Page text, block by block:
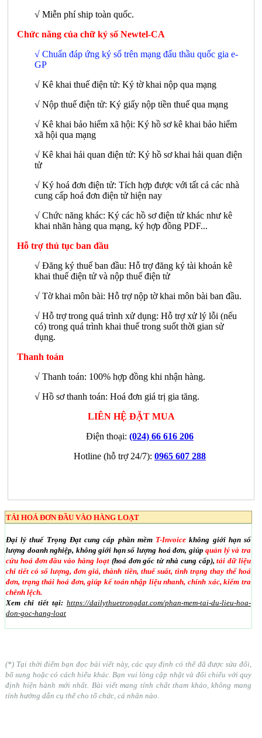
√ Miễn phí ship toàn quốc.
Chức năng của chữ ký số Newtel-CA
√ Chuẩn đáp ứng ký số trên mạng đấu thầu quốc gia e-
GP
√ Kê khai thuế điện tử: Ký tờ khai nộp qua mạng
√ Nộp thuế điện tử: Ký giấy nộp tiền thuế qua mạng
√ Kê khai bảo hiểm xã hội: Ký hồ sơ kê khai bảo hiểm
xã hội qua mạng
√ Kê khai hải quan điện tử: Ký hồ sơ khai hải quan điện
tử
√ Ký hoá đơn điện tử: Tích hợp được với tất cả các nhà
cung cấp hoá đơn điện tử hiện nay
√ Chức năng khác: Ký các hồ sơ điện tử khác như kê
khai nhãn hàng qua mạng, ký hợp đồng PDF...
Hỗ trợ thủ tục ban đầu
√ Đăng ký thuế ban đầu: Hỗ trợ đăng ký tài khoản kê
khai thuế điện tử và nộp thuế điện tử
√ Tờ khai môn bài: Hỗ trợ nộp tờ khai môn bài ban đầu.
√ Hỗ trợ trong quá trình xử dụng: Hỗ trợ xử lý lỗi (nếu
có) trong quá trình khai thuế trong suốt thời gian sử
dụng.
Thanh toán
√ Thanh toán: 100% hợp đồng khi nhận hàng.
√ Hồ sơ thanh toán: Hoá đơn giá trị gia tăng.
LIÊN HỆ ĐẶT MUA
Điện thoại: (024) 66 616 206
Hotline (hỗ trợ 24/7): 0965 607 288
TẢI HOÁ ĐƠN ĐẦU VÀO HÀNG LOẠT
Đại lý thuế Trọng Đạt cung cấp phần mềm T-Invoice không giới hạn số
lượng doanh nghiệp, không giới hạn số lượng hoá đơn, giúpquản lý và tra
cứu hoá đơn đầu vào hàng loạt(hoá đơn gốc từ nhà cung cấp),tải dữ liệu
chi tiết có số lượng, đơn giá, thành tiền, thuế suất, tình trạng thay thế hoá
đơn, trạng thái hoá đơn, giúp kế toán nhập liệu nhanh, chính xác, kiểm tra
chênh lệch.
Xem chi tiết tại: https://dailythuetrongdat.com/phan-mem-tai-du-lieu-hoa-
don-goc-hang-loat
(*) Tại thời điểm bạn đọc bài viết này, các quy định có thể đã được sửa đổi,
bổ sung hoặc có cách hiểu khác. Bạn vui lòng cập nhật và đối chiếu với quy
định hiện hành mới nhất. Bài viết mang tính chất tham khảo, không mang
tính hướng dẫn cụ thể cho tổ chức, cá nhân nào.